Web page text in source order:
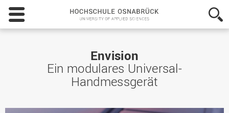
Hochschule
Osnabrück
-
Sciences
Envision
Ein modulares Universal-
Handmessgerät